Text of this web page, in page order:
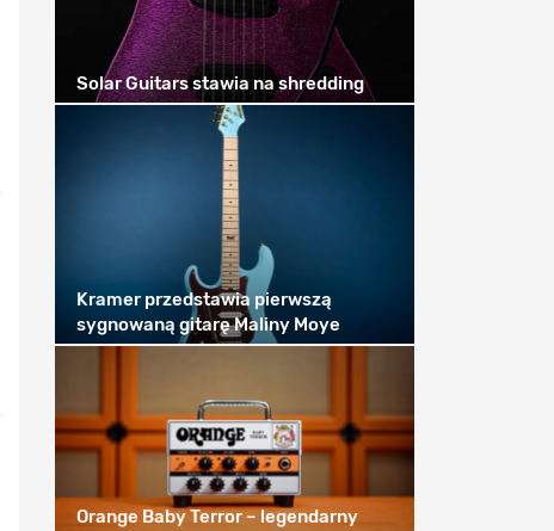
Solar Guitars stawia na shredding
Kramer przedstawia pierwszą
sygnowaną gitarę Maliny Moye
Orange Baby Terror – legendarny